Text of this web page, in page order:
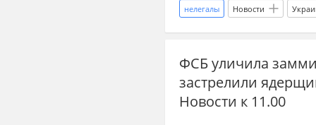
подростки Иран
атака БПЛА Минобороны
нелегалы Новости
Politico ЕС ФСБ
новости переговоров чем
новости СВО сейчас
БПЛА сегодня атака БПЛА
ФСБ уличила
застрелили
Новости к 11.00